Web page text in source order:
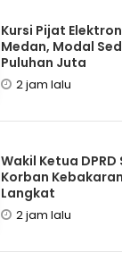
Kursi Pijat
Medan, Modal
Puluhan Juta
2 jam lalu
Wakil Ketua
Korban
Langkat
2 jam lalu